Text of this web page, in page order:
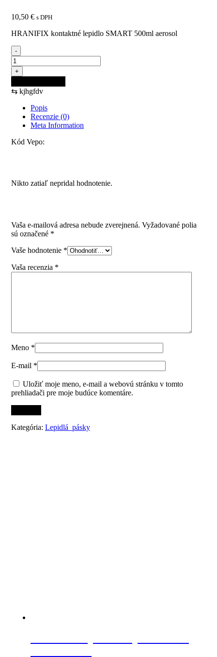
10,50 € s DPH
HRANIFIX kontaktné lepidlo SMART 500ml aerosol
-
množstvo
HRANIFIX
kontaktné
lepidlo
SMART
aerosol
+
⇆ kjhgfdv
Popis
Recenzie (0)
Meta Information
Kód Vepo:
Nikto zatiaľ nepridal hodnotenie.
Vaša e-mailová adresa nebude zverejnená. Vyžadované polia
sú označené *
Vaše hodnotenie *
Vaša recenzia *
Meno *
E-mail *
Uložiť moje meno, e-mail a webovú stránku v tomto
prehliadači pre moje budúce komentáre.
Kategória: Lepidlá_pásky